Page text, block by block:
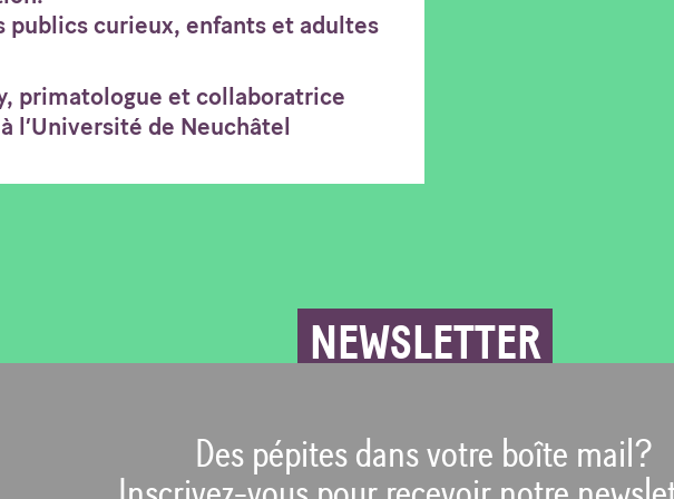
publics curieux, enfants et adultes
primatologue et collaboratrice
l’Université de Neuchâtel
Des pépites dans votre boîte mail?
NEWSLETTER